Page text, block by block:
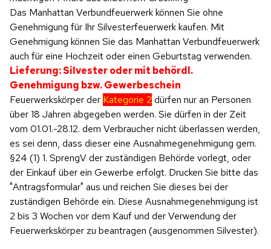
Das Manhattan Verbundfeuerwerk können Sie ohne
Genehmigung für Ihr Silvesterfeuerwerk kaufen. Mit
Genehmigung können Sie das Manhattan Verbundfeuerwerk
auch für eine Hochzeit oder einen Geburtstag verwenden.
Lieferung: Silvester oder mit behördl.
Genehmigung bzw. Gewerbeschein
Feuerwerkskörper der Kategorie 2 dürfen nur an Personen
über 18 Jahren abgegeben werden. Sie dürfen in der Zeit
vom 01.01.-28.12. dem Verbraucher nicht überlassen werden,
es sei denn, dass dieser eine Ausnahmegenehmigung gem.
§24 (1) 1. SprengV der zuständigen Behörde vorlegt, oder
der Einkauf über ein Gewerbe erfolgt. Drucken Sie bitte das
"Antragsformular" aus und reichen Sie dieses bei der
zuständigen Behörde ein. Diese Ausnahmegenehmigung ist
2 bis 3 Wochen vor dem Kauf und der Verwendung der
Feuerwerkskörper zu beantragen (ausgenommen Silvester).